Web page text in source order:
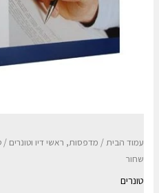
עמוד הבית/ מדפסות, ראשי דיו וטונרים /
שחור
טונרים